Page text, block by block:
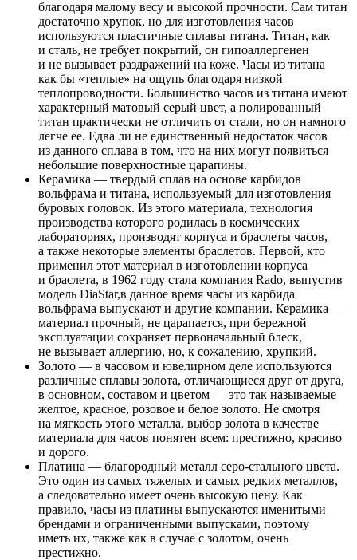
благодаря малому весу и высокой прочности. Сам титан
достаточно хрупок, но для изготовления часов
используются пластичные сплавы титана. Титан, как
и сталь, не требует покрытий, он гипоаллергенен
и не вызывает раздражений на коже. Часы из титана
как бы «теплые» на ощупь благодаря низкой
теплопроводности. Большинство часов из титана имеют
характерный матовый серый цвет, а полированный
титан практически не отличить от стали, но он намного
легче ее. Едва ли не единственный недостаток часов
из данного сплава в том, что на них могут появиться
небольшие поверхностные царапины.
Керамика — твердый сплав на основе карбидов
вольфрама и титана, используемый для изготовления
буровых головок. Из этого материала, технология
производства которого родилась в космических
лабораториях, производят корпуса и браслеты часов,
а также некоторые элементы браслетов. Первой, кто
применил этот материал в изготовлении корпуса
и браслета, в 1962 году стала компания Rado, выпустив
модель DiaStar,в данное время часы из карбида
вольфрама выпускают и другие компании. Керамика —
материал прочный, не царапается, при бережной
эксплуатации сохраняет первоначальный блеск,
не вызывает аллергию, но, к сожалению, хрупкий.
Золото — в часовом и ювелирном деле используются
различные сплавы золота, отличающиеся друг от друга,
в основном, составом и цветом — это так называемые
желтое, красное, розовое и белое золото. Не смотря
на мягкость этого металла, выбор золота в качестве
материала для часов понятен всем: престижно, красиво
и дорого.
Платина — благородный металл серо-стального цвета.
Это один из самых тяжелых и самых редких металлов,
а следовательно имеет очень высокую цену. Как
правило, часы из платины выпускаются именитыми
брендами и ограниченными выпусками, поэтому
иметь их, также как в случае с золотом, очень
престижно.